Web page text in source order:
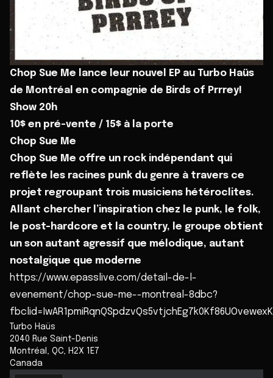
Chop Sue Me lance leur nouvel EP au Turbo Haüs
de Montréal en compagnie de Birds of Prrrey!
Show 20h
10$ en pré-vente / 15$ à la porte
Chop Sue Me
Chop Sue Me offre un rock indépendant qui
reflète les racines punk du genre à travers ce
projet regroupant trois musiciens hétéroclites.
Allant chercher l’inspiration chez le punk, le folk,
le post-hardcore et la country, le groupe obtient
un son autant agressif que mélodique, autant
nostalgique que moderne
https://www.epasslive.com/detail-de-l-
evenement/chop-sue-me--montreal-8dbc?
Turbo Haüs
2040 Rue Saint-Denis
Montréal , QC, H2X 1E7
Canada